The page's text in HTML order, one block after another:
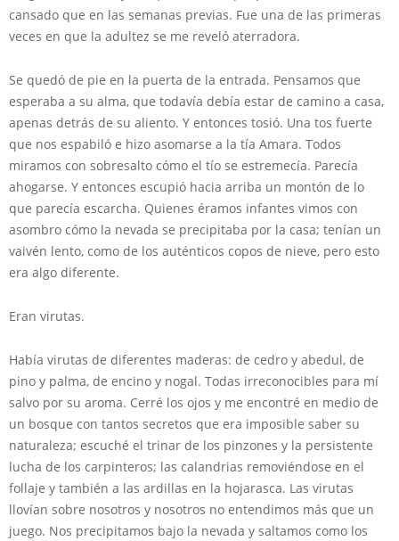
cansado que en las semanas previas. Fue una de las primeras
veces en que la adultez se me reveló aterradora.
Se quedó de pie en la puerta de la entrada. Pensamos que
esperaba a su alma, que todavía debía estar de camino a casa,
apenas detrás de su aliento. Y entonces tosió. Una tos fuerte
que nos espabiló e hizo asomarse a la tía Amara. Todos
miramos con sobresalto cómo el tío se estremecía. Parecía
ahogarse. Y entonces escupió hacia arriba un montón de lo
que parecía escarcha. Quienes éramos infantes vimos con
asombro cómo la nevada se precipitaba por la casa; tenían un
vaivén lento, como de los auténticos copos de nieve, pero esto
era algo diferente.
Eran virutas.
Había virutas de diferentes maderas: de cedro y abedul, de
pino y palma, de encino y nogal. Todas irreconocibles para mí
salvo por su aroma. Cerré los ojos y me encontré en medio de
un bosque con tantos secretos que era imposible saber su
naturaleza; escuché el trinar de los pinzones y la persistente
lucha de los carpinteros; las calandrias removiéndose en el
follaje y también a las ardillas en la hojarasca. Las virutas
llovían sobre nosotros y nosotros no entendimos más que un
juego. Nos precipitamos bajo la nevada y saltamos como los